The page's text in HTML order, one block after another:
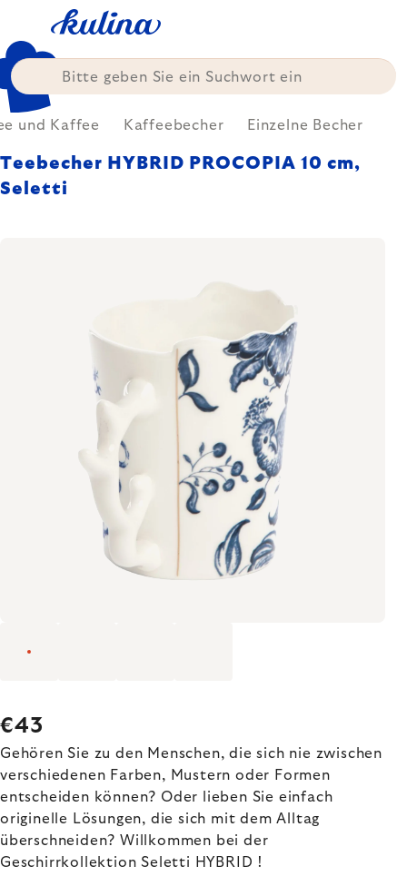
springen
und Kaffee Kaffeebecher Einzelne Becher
Teebecher HYBRID PROCOPIA 10 cm,
Seletti
€43
Gehören Sie zu den Menschen, die sich nie zwischen
verschiedenen Farben, Mustern oder Formen
entscheiden können? Oder lieben Sie einfach
originelle Lösungen, die sich mit dem Alltag
überschneiden? Willkommen bei der
Geschirrkollektion Seletti HYBRID !